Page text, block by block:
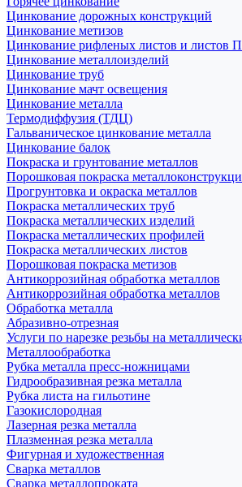
Цинкование дорожных конструкций
Цинкование метизов
Цинкование рифленых листов и листов
Цинкование металлоизделий
Цинкование труб
Цинкование мачт освещения
Цинкование металла
Термодиффузия (ТДЦ)
Гальваническое цинкование металла
Цинкование балок
Покраска и грунтование металлов
Порошковая покраска
Прогрунтовка и окраска металлов
Покраска металлических труб
Покраска металлических изделий
Покраска металлических профилей
Покраска металлических листов
Порошковая покраска метизов
Антикоррозийная обработка металлов
Антикоррозийная обработка металлов
Обработка металла
Абразивно-отрезная
Услуги по нарезке резьбы на
Металлообработка
Рубка металла пресс-ножницами
Гидрообразивная резка металла
Рубка листа на гильотине
Газокислородная
Лазерная резка металла
Плазменная резка металла
Фигурная и художественная
Сварка металлов
Сварка металлопроката